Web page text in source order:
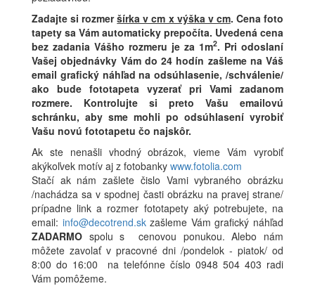
Zadajte si rozmeršírka v cm x výška v cm. Cena foto
tapety sa Vám automaticky prepočíta. Uvedená cena
bez zadania Vášho rozmeru je za 1m2. Pri odoslaní
Vašej objednávky Vám do 24 hodín zašleme na Váš
email grafický náhľad na odsúhlasenie, /schválenie/
ako bude fototapeta vyzerať pri Vami zadanom
rozmere. Kontrolujte si preto Vašu emailovú
schránku, aby sme mohli po odsúhlasení vyrobiť
Vašu novú fototapetu čo najskôr.
Ak ste nenašli vhodný obrázok, vieme Vám vyrobiť
akýkoľvek motív aj z fotobanky www.fotolia.com
Stačí ak nám zašlete čislo Vami vybraného obrázku
/nachádza sa v spodnej časti obrázku na pravej strane/
prípadne link a rozmer fototapety aký potrebujete, na
email: info@decotrend.skzašleme Vám grafický náhľad
ZADARMO spolu s cenovou ponukou. Alebo nám
môžete zavolať v pracovné dni /pondelok - piatok/ od
8:00 do 16:00 na telefónne číslo 0948 504 403 radi
Vám pomôžeme.